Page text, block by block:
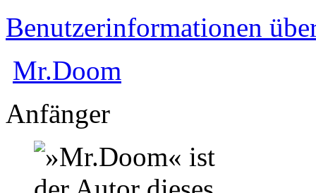
Benutzerinformationen
Mr.Doom
Anfänger